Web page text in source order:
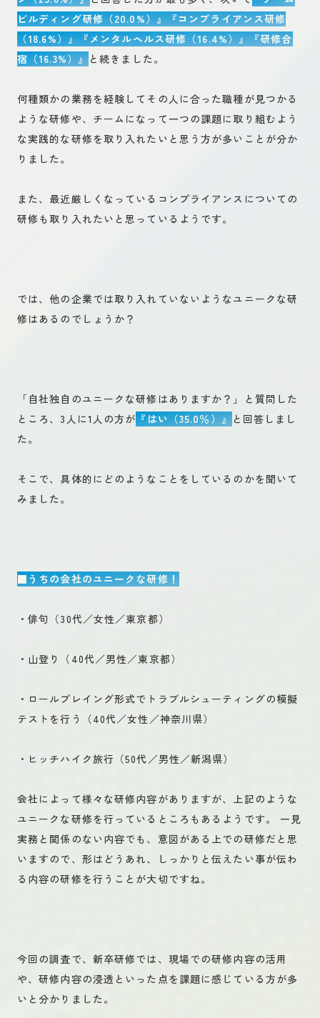
ビルディング研修（20.0%）』『コンプライアンス研修
（18.6%）』『メンタルヘルス研修（16.4%）』『研修合
宿（16.3%）』と続きました。
何種類かの業務を経験してその人に合った職種が見つかる
ような研修や、チームになって一つの課題に取り組むよう
な実践的な研修を取り入れたいと思う方が多いことが分か
りました。
また、最近厳しくなっているコンプライアンスについての
研修も取り入れたいと思っているようです。
では、他の企業では取り入れていないようなユニークな研
修はあるのでしょうか？
「自社独自のユニークな研修はありますか？」と質問した
ところ、3人に1人の方が『はい（35.0％）』と回答しまし
た。
そこで、具体的にどのようなことをしているのかを聞いて
みました。
■うちの会社のユニークな研修！
・俳句（30代／女性／東京都）
・山登り（40代／男性／東京都）
・ロールプレイング形式でトラブルシューティングの模擬
テストを行う（40代／女性／神奈川県）
・ヒッチハイク旅行（50代／男性／新潟県）
会社によって様々な研修内容がありますが、上記のような
ユニークな研修を行っているところもあるようです。 一見
実務と関係のない内容でも、意図がある上での研修だと思
いますので、形はどうあれ、しっかりと伝えたい事が伝わ
る内容の研修を行うことが大切ですね。
今回の調査で、新卒研修では、現場での研修内容の活用
や、研修内容の浸透といった点を課題に感じている方が多
いと分かりました。